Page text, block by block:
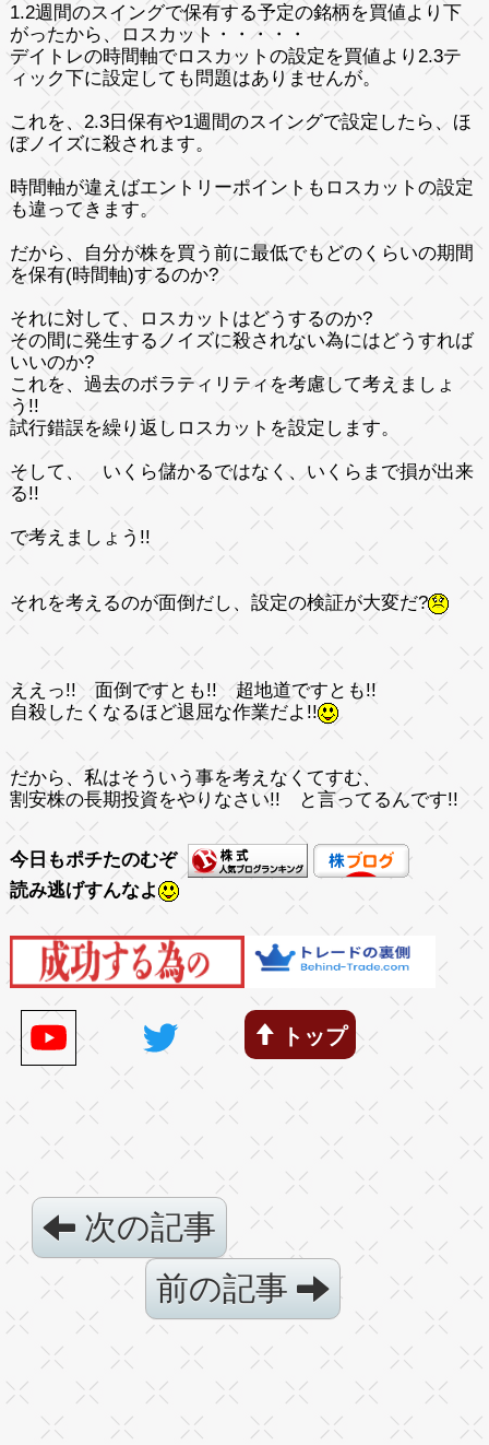
1.2週間のスイングで保有する予定の銘柄を買値より下
がったから、ロスカット・・・・・
デイトレの時間軸でロスカットの設定を買値より2.3テ
ィック下に設定しても問題はありませんが。
これを、2.3日保有や1週間のスイングで設定したら、ほ
ぼノイズに殺されます。
時間軸が違えばエントリーポイントもロスカットの設定
も違ってきます。
だから、自分が株を買う前に最低でもどのくらいの期間
を保有(時間軸)するのか?
それに対して、ロスカットはどうするのか?
その間に発生するノイズに殺されない為にはどうすれば
いいのか?
これを、過去のボラティリティを考慮して考えましょ
う!!
試行錯誤を繰り返しロスカットを設定します。
そして、 いくら儲かるではなく、いくらまで損が出来
る!!
で考えましょう!!
それを考えるのが面倒だし、設定の検証が大変だ?
ええっ!! 面倒ですとも!! 超地道ですとも!!
自殺したくなるほど退屈な作業だよ!!
だから、私はそういう事を考えなくてすむ、
割安株の長期投資をやりなさい!! と言ってるんです!!
今日もポチたのむぞ
読み逃げすんなよ
トップ
次の記事
前の記事